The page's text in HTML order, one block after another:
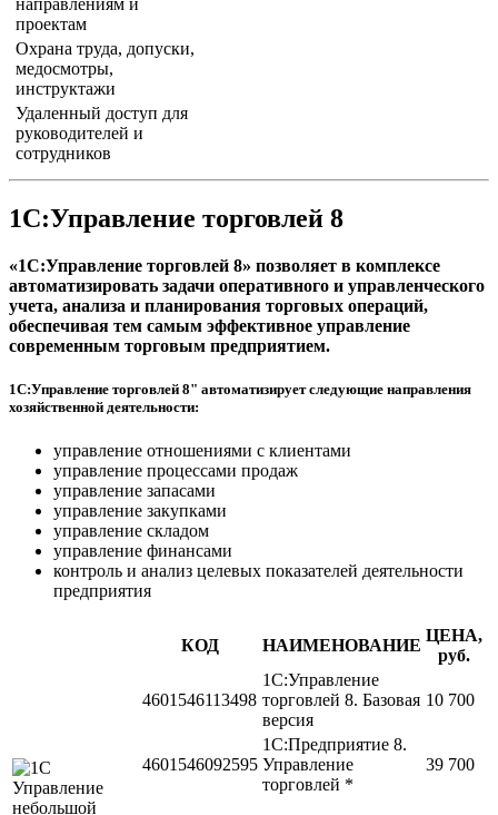
направлениям и
проектам
Охрана труда, допуски,
медосмотры,
инструктажи
Удаленный доступ для
руководителей и
сотрудников
1С:Управление торговлей 8
«1С:Управление торговлей 8» позволяет в комплексе
автоматизировать задачи оперативного и управленческого
учета, анализа и планирования торговых операций,
обеспечивая тем самым эффективное управление
современным торговым предприятием.
1С:Управление торговлей 8" автоматизирует следующие направления
хозяйственной деятельности:
управление отношениями с клиентами
управление процессами продаж
управление запасами
управление закупками
управление складом
управление финансами
контроль и анализ целевых показателей деятельности
предприятия
КОД НАИМЕНОВАНИЕ
ЦЕНА,
руб.
4601546113498
1С:Управление
торговлей 8. Базовая
версия
10 700
4601546092595
1С:Предприятие 8.
Управление
торговлей *
39 700